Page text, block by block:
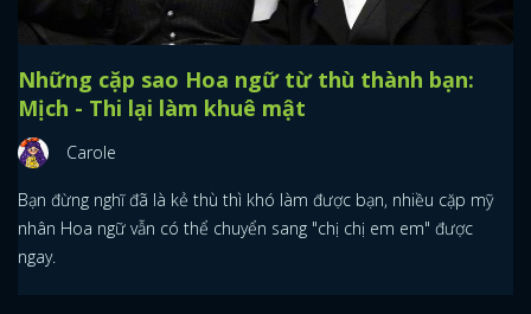
Những cặp sao Hoa ngữ từ thù thành bạn:
Mịch - Thi lại làm khuê mật
Carole
Bạn đừng nghĩ đã là kẻ thù thì khó làm được bạn, nhiều cặp mỹ
nhân Hoa ngữ vẫn có thể chuyển sang "chị chị em em" được
ngay.